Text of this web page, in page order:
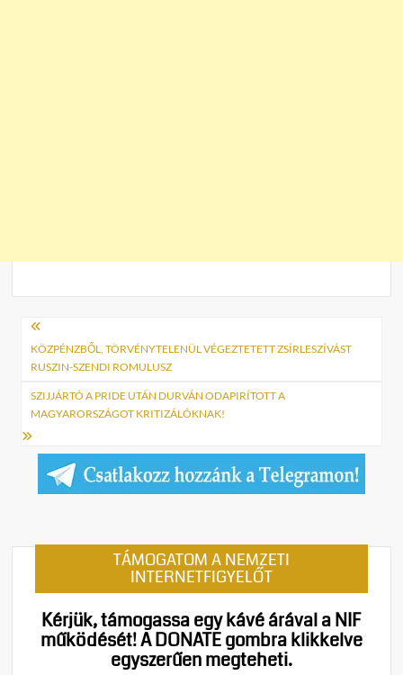
Bejegyzés
navigáció
KÖZPÉNZBŐL, TÖRVÉNYTELENÜL VÉGEZTETETT ZSÍRLESZÍVÁST
RUSZIN-SZENDI ROMULUSZ
SZIJJÁRTÓ A PRIDE UTÁN DURVÁN ODAPIRÍTOTT A
MAGYARORSZÁGOT KRITIZÁLÓKNAK!
TÁMOGATOM A NEMZETI
INTERNETFIGYELŐT
Kérjük, támogassa egy kávé árával a NIF
működését!A DONATE gombra klikkelve
egyszerűen megteheti.